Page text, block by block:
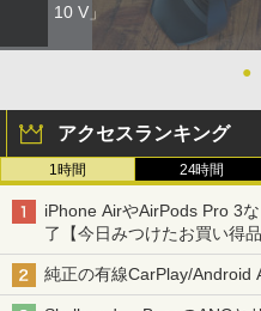
10 V」
●
アクセスランキング
1時間 24時間
iPhone AirやAirPods Pro 3
了【今日みつけたお買い得品
純正の有線CarPlay/Android